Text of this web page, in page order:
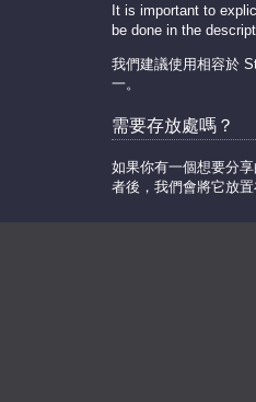
It is important to
be done in the
我們建議使用相容於
一。
需要存放處嗎？
如果你有一個想要分
者後，我們會將它放